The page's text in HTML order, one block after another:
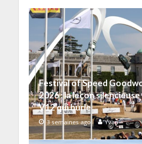
Festival of Speed
2026 : la leçon silencieuse
V12 qui hurle
3 semaines ago Yvan